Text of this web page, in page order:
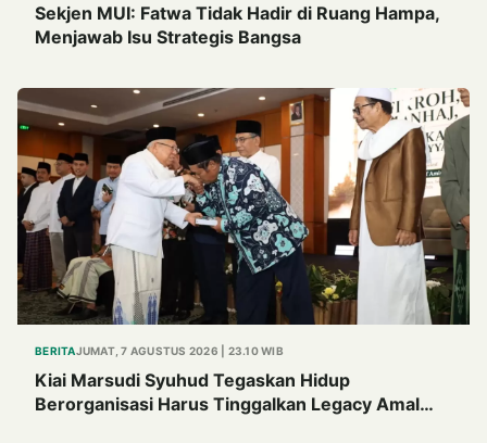
Sekjen MUI: Fatwa Tidak Hadir di Ruang Hampa,
Menjawab Isu Strategis Bangsa
BERITAJUMAT, 7 AGUSTUS 2026 | 23.10 WIB
Kiai Marsudi Syuhud Tegaskan Hidup
Berorganisasi Harus Tinggalkan Legacy Amal